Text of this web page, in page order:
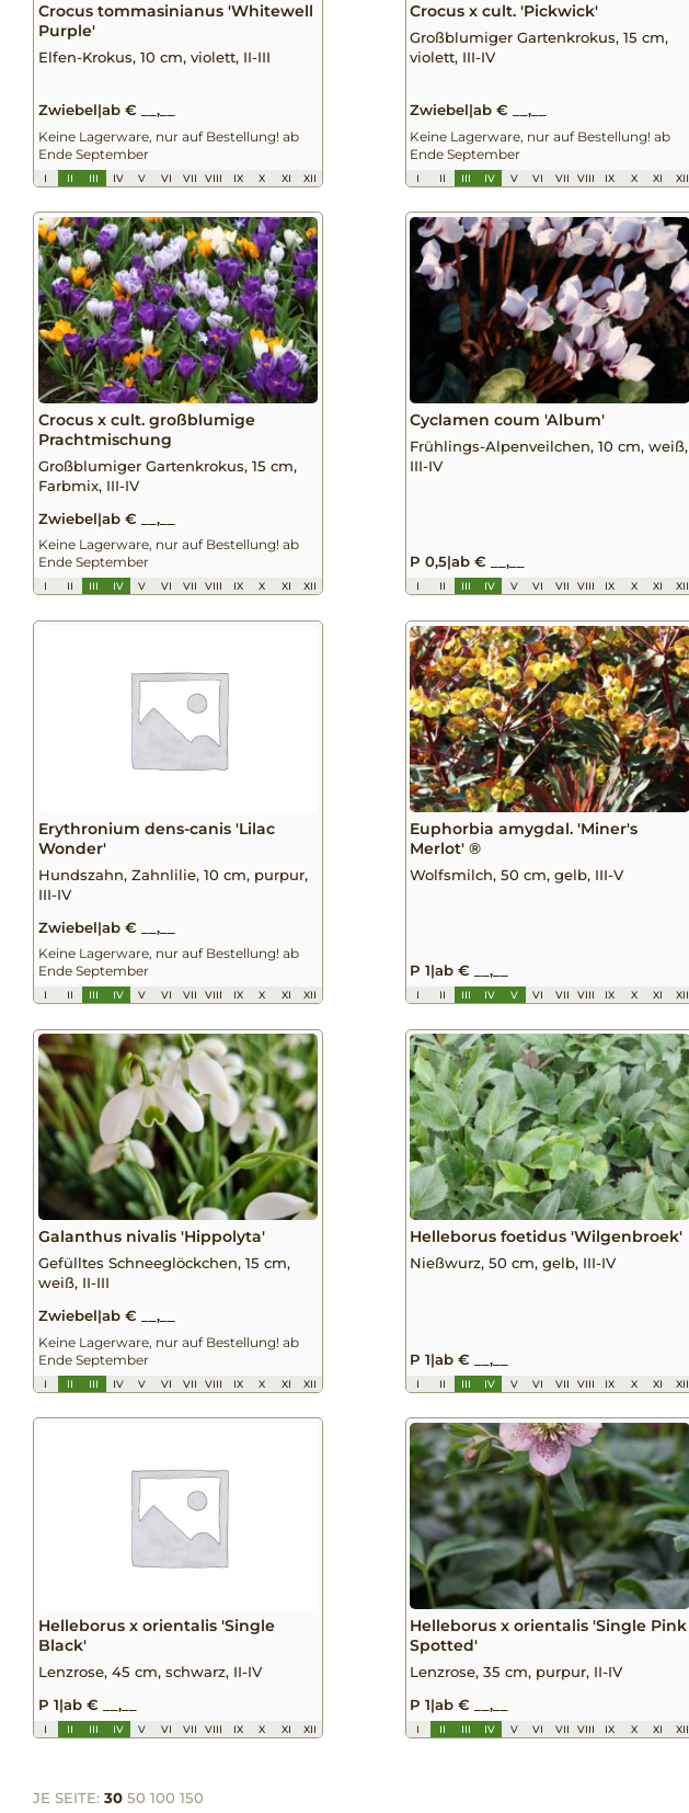
Crocus tommasinianus 'Whitewell
Purple'
Elfen-Krokus, 10 cm, violett, II-III
Zwiebel|ab € __,__
Keine Lagerware, nur auf Bestellung! ab
Ende September
I II III IV V VI VII VIII IX X XI XII
Crocus x cult. 'Pickwick'
Großblumiger Gartenkrokus, 15 cm,
violett, III-IV
Zwiebel|ab € __,__
Keine Lagerware, nur auf Bestellung! ab
Ende September
I II III IV V VI VII VIII IX X XI XII
Crocus x cult. großblumige
Prachtmischung
Großblumiger Gartenkrokus, 15 cm,
Farbmix, III-IV
Zwiebel|ab € __,__
Keine Lagerware, nur auf Bestellung! ab
Ende September
I II III IV V VI VII VIII IX X XI XII
Cyclamen coum 'Album'
Frühlings-Alpenveilchen, 10 cm, weiß,
III-IV
P 0,5|ab € __,__
I II III IV V VI VII VIII IX X XI XII
Erythronium dens-canis 'Lilac
Wonder'
Hundszahn, Zahnlilie, 10 cm, purpur,
III-IV
Zwiebel|ab € __,__
Keine Lagerware, nur auf Bestellung! ab
Ende September
I II III IV V VI VII VIII IX X XI XII
Euphorbia amygdal. 'Miner's
Merlot' ®
Wolfsmilch, 50 cm, gelb, III-V
P 1|ab € __,__
I II III IV V VI VII VIII IX X XI XII
Galanthus nivalis 'Hippolyta'
Gefülltes Schneeglöckchen, 15 cm,
weiß, II-III
Zwiebel|ab € __,__
Keine Lagerware, nur auf Bestellung! ab
Ende September
I II III IV V VI VII VIII IX X XI XII
Helleborus foetidus 'Wilgenbroek'
Nießwurz, 50 cm, gelb, III-IV
P 1|ab € __,__
I II III IV V VI VII VIII IX X XI XII
Helleborus x orientalis 'Single
Black'
Lenzrose, 45 cm, schwarz, II-IV
P 1|ab € __,__
I II III IV V VI VII VIII IX X XI XII
Helleborus x orientalis 'Single Pink
Spotted'
Lenzrose, 35 cm, purpur, II-IV
P 1|ab € __,__
I II III IV V VI VII VIII IX X XI XII
JE SEITE: 30 50 100 150